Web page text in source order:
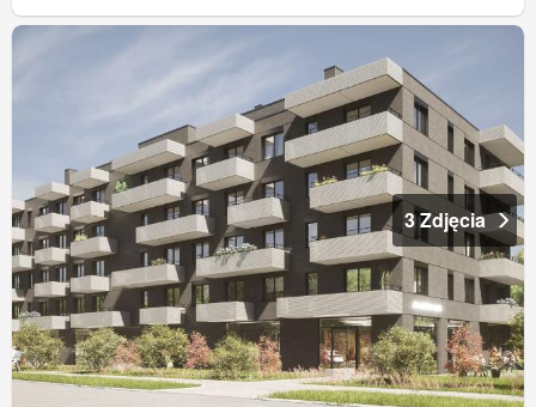
3 Zdjęcia